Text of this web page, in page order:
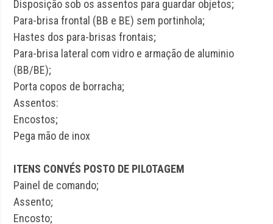
Disposição sob os assentos para guardar objetos;
Para-brisa frontal (BB e BE) sem portinhola;
Hastes dos para-brisas frontais;
Para-brisa lateral com vidro e armação de aluminio
(BB/BE);
Porta copos de borracha;
Assentos:
Encostos;
Pega mão de inox
ITENS CONVÉS POSTO DE PILOTAGEM
Painel de comando;
Assento;
Encosto;